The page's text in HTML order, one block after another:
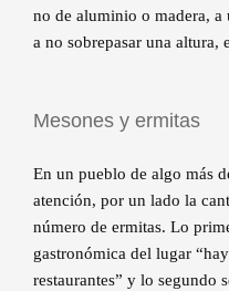
no de aluminio o madera,
a no sobrepasar una altura,
Mesones y ermitas
En un pueblo de algo más
atención, por un lado la
número de ermitas. Lo
gastronómica del lugar
restaurantes” y lo segundo